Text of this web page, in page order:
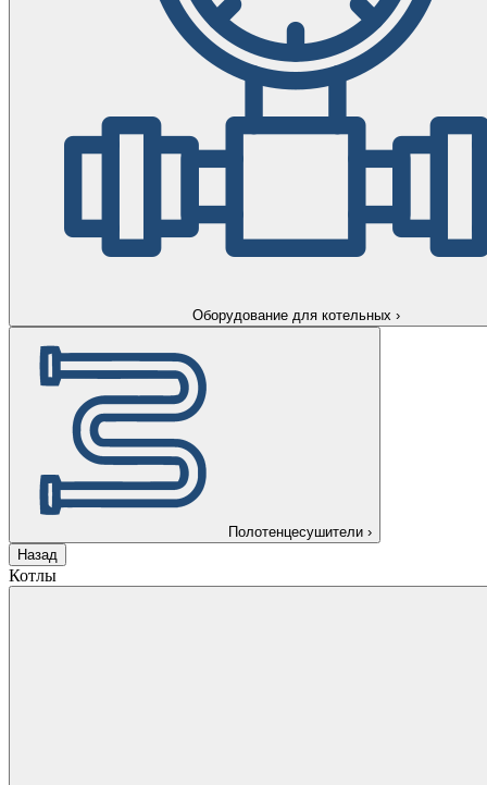
Оборудование для котельных ›
Полотенцесушители ›
Назад
Котлы